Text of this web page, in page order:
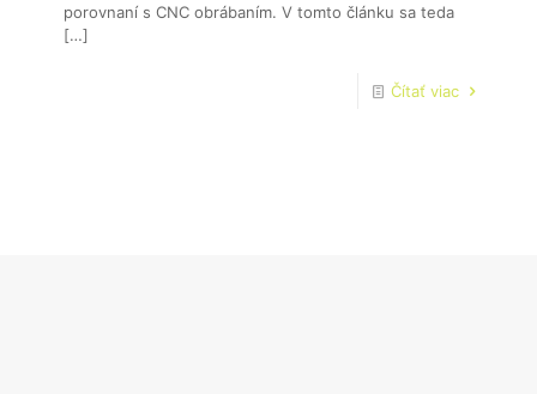
porovnaní s CNC obrábaním. V tomto článku sa teda
[…]
Čítať viac